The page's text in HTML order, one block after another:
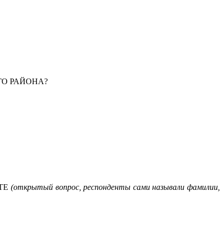
РАЙОНА?
(открытый вопрос, респонденты сами называли фамилии,